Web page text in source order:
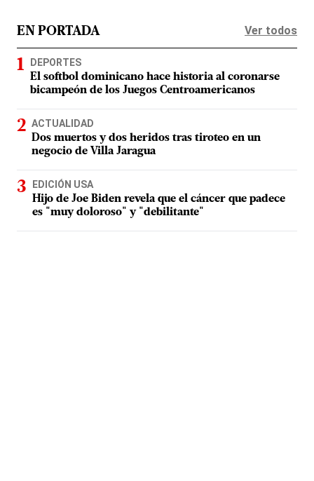
EN PORTADA Ver todos
DEPORTES
El softbol dominicano hace historia al coronarse
bicampeón de los Juegos Centroamericanos
ACTUALIDAD
Dos muertos y dos heridos tras tiroteo en un
negocio de Villa Jaragua
EDICIÓN USA
Hijo de Joe Biden revela que el cáncer que padece
es "muy doloroso" y "debilitante"